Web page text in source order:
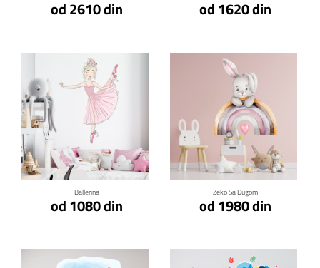
od 2610 din od 1620 din
Ballerina
od 1080 din
Klikni za detalje
Zeko Sa Dugom
od 1980 din
Klikni za detalje